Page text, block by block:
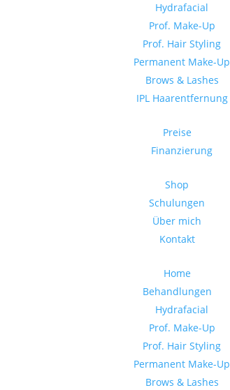
Hydrafacial
Prof. Make-Up
Prof. Hair Styling
Permanent Make-Up
Brows & Lashes
IPL Haarentfernung
Preise
Finanzierung
Shop
Schulungen
Über mich
Kontakt
Home
Behandlungen
Hydrafacial
Prof. Make-Up
Prof. Hair Styling
Permanent Make-Up
Brows & Lashes